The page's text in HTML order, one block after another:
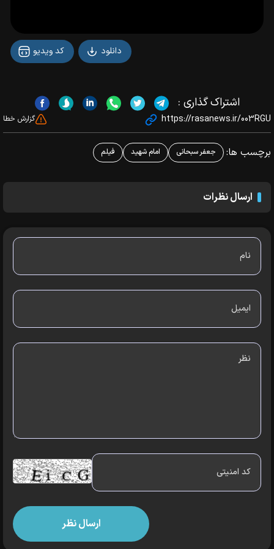
کد ویدیو دانلود
اشتراک گذاری :
https://rasanews.ir/003RGU گزارش خطا
برچسب ها: جعفر سبحانی امام شهید فیلم
ارسال نظرات